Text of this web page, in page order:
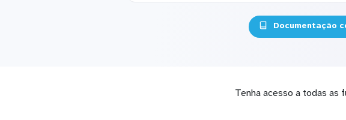
Documentação
Tenha acesso a todas as